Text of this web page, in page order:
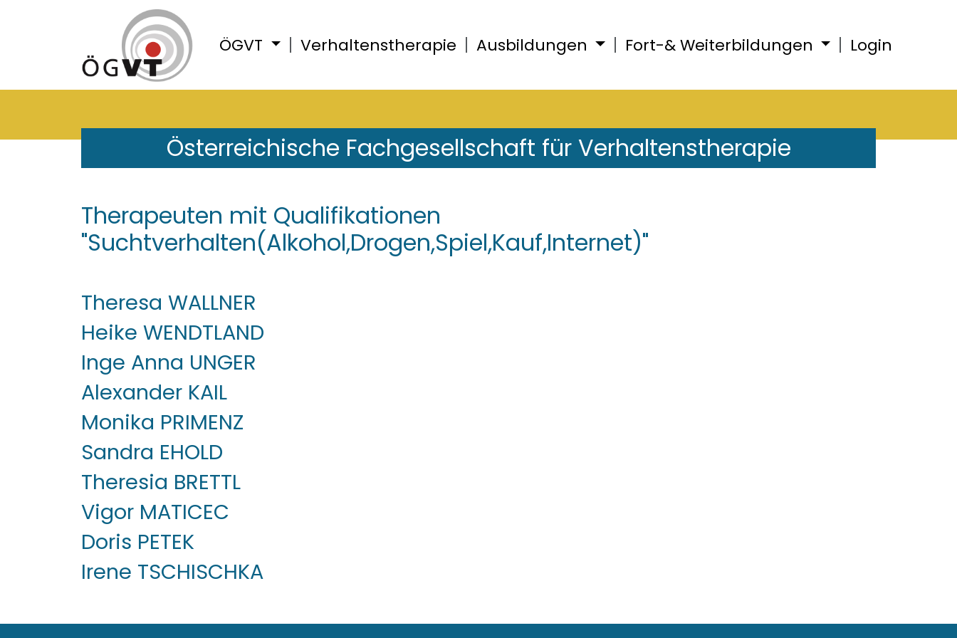
ÖGVT Verhaltenstherapie Ausbildungen Fort-& Weiterbildungen Login
Österreichische Fachgesellschaft für Verhaltenstherapie
Therapeuten mit Qualifikationen
"Suchtverhalten(Alkohol,Drogen,Spiel,Kauf,Internet)"
Theresa WALLNER
Heike WENDTLAND
Inge Anna UNGER
Alexander KAIL
Monika PRIMENZ
Sandra EHOLD
Theresia BRETTL
Vigor MATICEC
Doris PETEK
Irene TSCHISCHKA